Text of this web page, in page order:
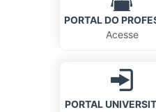
PORTAL DO
Acesse
PORTAL